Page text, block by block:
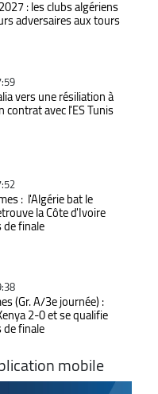
: les clubs algériens
adversaires aux tours
vers une résiliation à
contrat avec l'ES Tunis
: l'Algérie bat le
la Côte d'Ivoire
finale
(Gr. A/3e journée) :
2-0 et se qualifie
finale
mobile